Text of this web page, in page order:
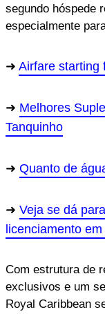
segundo hóspede
especialmente
Airfare starting
Melhores
Tanquinho
Quanto de
Veja se dá
licenciamento
Com estrutura de
exclusivos e um
Royal Caribbean